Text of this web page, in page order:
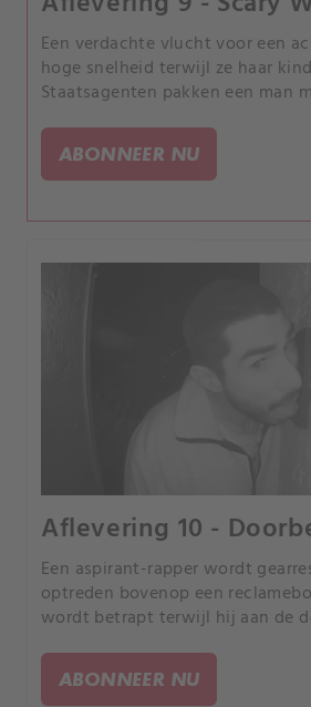
Een verdachte vlucht voor een
hoge snelheid terwijl ze haar
Staatsagenten pakken een man
ABONNEER NU
Aflevering 10 -
Een aspirant-rapper wordt
optreden bovenop een
wordt betrapt terwijl hij aan de
ABONNEER NU